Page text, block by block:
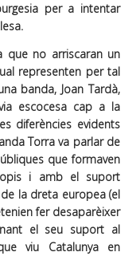
per a intentar
que no arriscaran un
representen per tal
banda, Joan Tardà,
escocesa cap a la
diferències evidents
Torra va parlar de
que formaven
i amb el suport
la dreta europea (el
fer desaparèixer
el seu suport al
viu Catalunya en